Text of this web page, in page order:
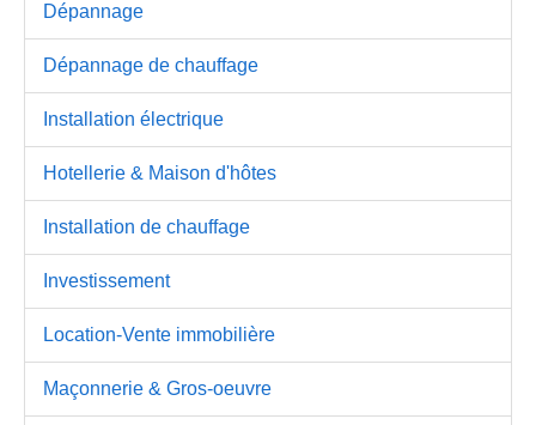
Dépannage
Dépannage de chauffage
Installation électrique
Hotellerie & Maison d'hôtes
Installation de chauffage
Investissement
Location-Vente immobilière
Maçonnerie & Gros-oeuvre